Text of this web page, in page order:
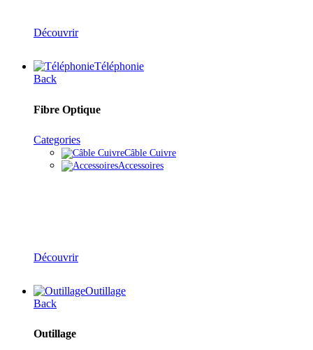
Découvrir
Téléphonie
Back
Fibre Optique
Categories
Câble Cuivre
Accessoires
Découvrir
Outillage
Back
Outillage